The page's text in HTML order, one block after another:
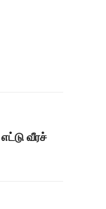
வீரச்